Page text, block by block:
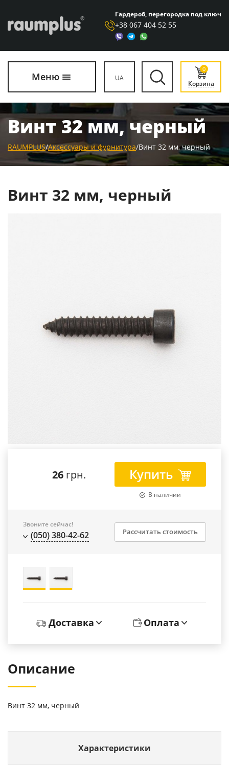
Гардероб, перегородка под ключ
+38 067 404 52 55
Меню UA
0
Корзина
Винт 32 мм, черный
RAUMPLUS/Аксессуары и фурнитура/Винт 32 мм, черный
Винт 32 мм, черный
26 грн. Купить
В наличии
Звоните сейчас!
(050) 380-42-62 Рассчитать стоимость
Доставка Оплата
Описание
Винт 32 мм, черный
Характеристики